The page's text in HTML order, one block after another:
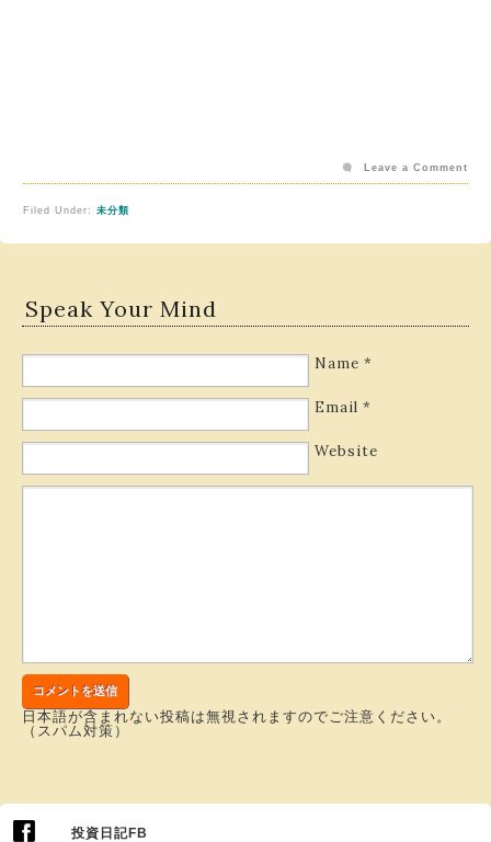
Filed Under: 未分類
Leave a Comment
Speak Your Mind
Name *
Email *
Website
日本語が含まれない投稿は無視されますのでご注意ください。
（スパム対策）
投資日記FB